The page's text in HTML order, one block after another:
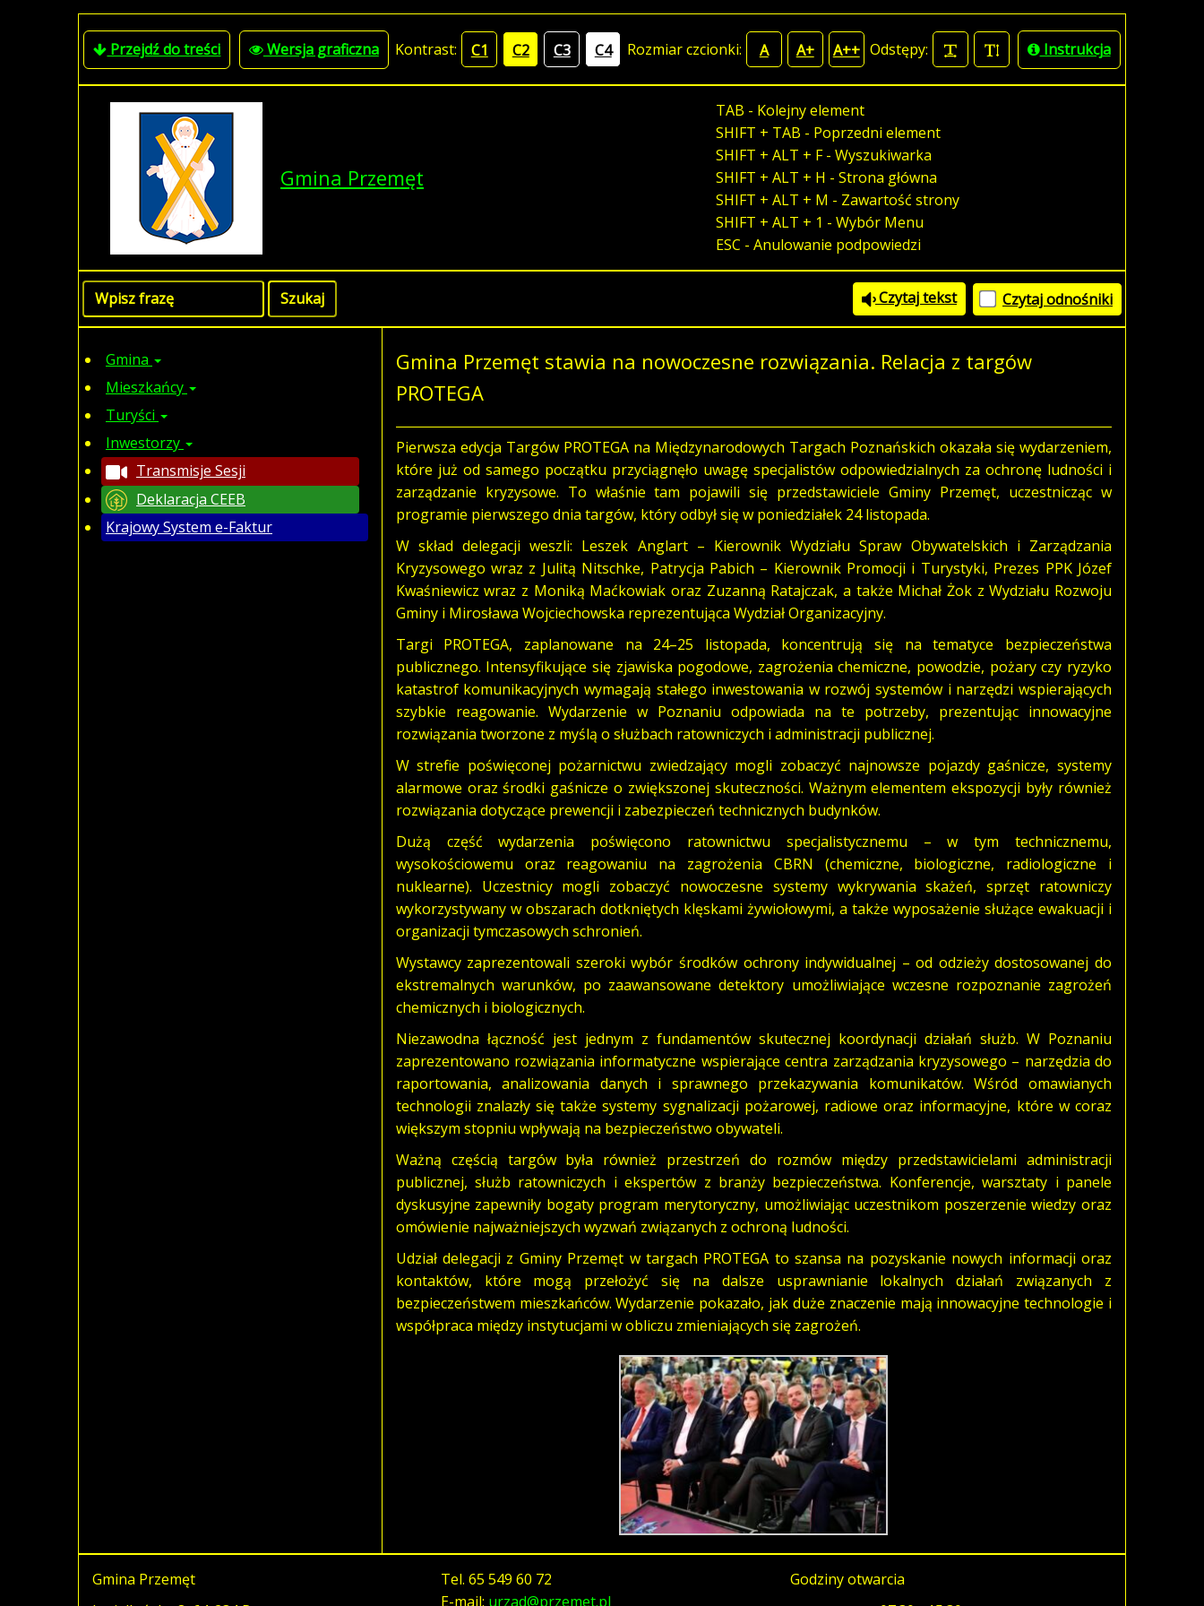
Przejdź do treści Wersja graficzna Kontrast: C1 C2 C3 C4 Rozmiar czcionki: A A+ A++ Odstępy: Instrukcja
Gmina Przemęt
TAB - Kolejny element
SHIFT + TAB - Poprzedni element
SHIFT + ALT + F - Wyszukiwarka
SHIFT + ALT + H - Strona główna
SHIFT + ALT + M - Zawartość strony
SHIFT + ALT + 1 - Wybór Menu
ESC - Anulowanie podpowiedzi
Czytaj tekst Czytaj odnośniki
Gmina
Mieszkańcy
Turyści
Inwestorzy
Transmisje Sesji
Deklaracja CEEB
Krajowy System e-Faktur
Gmina Przemęt stawia na nowoczesne rozwiązania. Relacja z targów
PROTEGA
Pierwsza edycja Targów PROTEGA na Międzynarodowych Targach Poznańskich okazała się wydarzeniem,
które już od samego początku przyciągnęło uwagę specjalistów odpowiedzialnych za ochronę ludności i
zarządzanie kryzysowe. To właśnie tam pojawili się przedstawiciele Gminy Przemęt, uczestnicząc w
programie pierwszego dnia targów, który odbył się w poniedziałek 24 listopada.
W skład delegacji weszli: Leszek Anglart – Kierownik Wydziału Spraw Obywatelskich i Zarządzania
Kryzysowego wraz z Julitą Nitschke, Patrycja Pabich – Kierownik Promocji i Turystyki, Prezes PPK Józef
Kwaśniewicz wraz z Moniką Maćkowiak oraz Zuzanną Ratajczak, a także Michał Żok z Wydziału Rozwoju
Gminy i Mirosława Wojciechowska reprezentująca Wydział Organizacyjny.
Targi PROTEGA, zaplanowane na 24–25 listopada, koncentrują się na tematyce bezpieczeństwa
publicznego. Intensyfikujące się zjawiska pogodowe, zagrożenia chemiczne, powodzie, pożary czy ryzyko
katastrof komunikacyjnych wymagają stałego inwestowania w rozwój systemów i narzędzi wspierających
szybkie reagowanie. Wydarzenie w Poznaniu odpowiada na te potrzeby, prezentując innowacyjne
rozwiązania tworzone z myślą o służbach ratowniczych i administracji publicznej.
W strefie poświęconej pożarnictwu zwiedzający mogli zobaczyć najnowsze pojazdy gaśnicze, systemy
alarmowe oraz środki gaśnicze o zwiększonej skuteczności. Ważnym elementem ekspozycji były również
rozwiązania dotyczące prewencji i zabezpieczeń technicznych budynków.
Dużą część wydarzenia poświęcono ratownictwu specjalistycznemu – w tym technicznemu,
wysokościowemu oraz reagowaniu na zagrożenia CBRN (chemiczne, biologiczne, radiologiczne i
nuklearne). Uczestnicy mogli zobaczyć nowoczesne systemy wykrywania skażeń, sprzęt ratowniczy
wykorzystywany w obszarach dotkniętych klęskami żywiołowymi, a także wyposażenie służące ewakuacji i
organizacji tymczasowych schronień.
Wystawcy zaprezentowali szeroki wybór środków ochrony indywidualnej – od odzieży dostosowanej do
ekstremalnych warunków, po zaawansowane detektory umożliwiające wczesne rozpoznanie zagrożeń
chemicznych i biologicznych.
Niezawodna łączność jest jednym z fundamentów skutecznej koordynacji działań służb. W Poznaniu
zaprezentowano rozwiązania informatyczne wspierające centra zarządzania kryzysowego – narzędzia do
raportowania, analizowania danych i sprawnego przekazywania komunikatów. Wśród omawianych
technologii znalazły się także systemy sygnalizacji pożarowej, radiowe oraz informacyjne, które w coraz
większym stopniu wpływają na bezpieczeństwo obywateli.
Ważną częścią targów była również przestrzeń do rozmów między przedstawicielami administracji
publicznej, służb ratowniczych i ekspertów z branży bezpieczeństwa. Konferencje, warsztaty i panele
dyskusyjne zapewniły bogaty program merytoryczny, umożliwiając uczestnikom poszerzenie wiedzy oraz
omówienie najważniejszych wyzwań związanych z ochroną ludności.
Udział delegacji z Gminy Przemęt w targach PROTEGA to szansa na pozyskanie nowych informacji oraz
kontaktów, które mogą przełożyć się na dalsze usprawnianie lokalnych działań związanych z
bezpieczeństwem mieszkańców. Wydarzenie pokazało, jak duże znaczenie mają innowacyjne technologie i
współpraca między instytucjami w obliczu zmieniających się zagrożeń.
Gmina Przemęt
Tel.65 549 60 72
E-mail: urzad@przemet.pl
Godziny otwarcia